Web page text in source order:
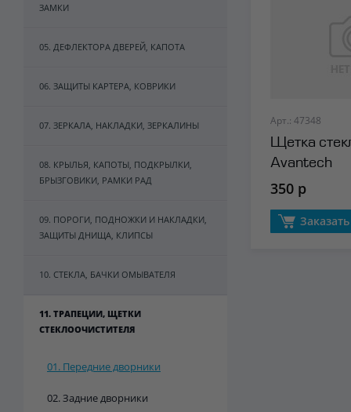
ЗАМКИ
05. ДЕФЛЕКТОРА ДВЕРЕЙ, КАПОТА
06. ЗАЩИТЫ КАРТЕРА, КОВРИКИ
07. ЗЕРКАЛА, НАКЛАДКИ, ЗЕРКАЛИНЫ
08. КРЫЛЬЯ, КАПОТЫ, ПОДКРЫЛКИ,
БРЫЗГОВИКИ, РАМКИ РАД
09. ПОРОГИ, ПОДНОЖКИ И НАКЛАДКИ,
ЗАЩИТЫ ДНИЩА, КЛИПСЫ
10. СТЕКЛА, БАЧКИ ОМЫВАТЕЛЯ
11. ТРАПЕЦИИ, ЩЕТКИ
СТЕКЛООЧИСТИТЕЛЯ
01. Передние дворники
02. Задние дворники
Арт.: 47348
Щетка
Avantech
350 р
Заказать